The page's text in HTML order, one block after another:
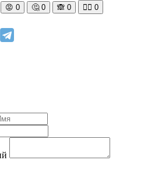
😡 0 🤔 0 🙈 0 🧘‍♀️ 0